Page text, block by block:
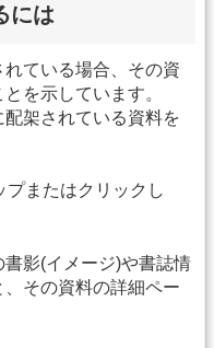
には
ている場合、その資
を示しています。
架されている資料を
プまたはクリックし
影(イメージ)や書誌情
その資料の詳細ペー